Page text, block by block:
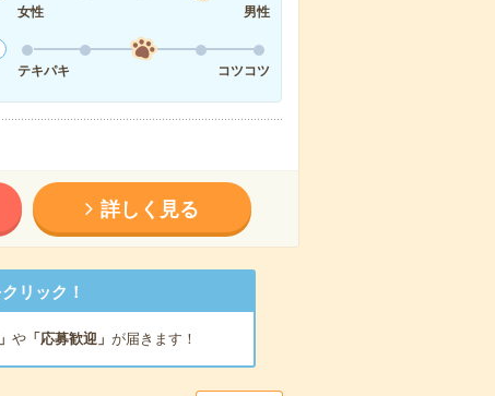
女性
男性
テキパキ
コツコツ
詳しく見る
リック！
や「応募歓迎」 が届きます！